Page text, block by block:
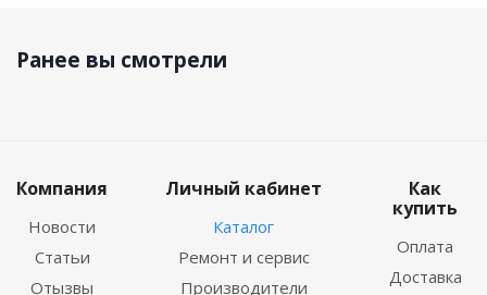
Ранее вы смотрели
Компания
Новости
Статьи
Отызвы
Личный кабинет
Каталог
Ремонт и сервис
Производители
Как
купить
Оплата
Доставка